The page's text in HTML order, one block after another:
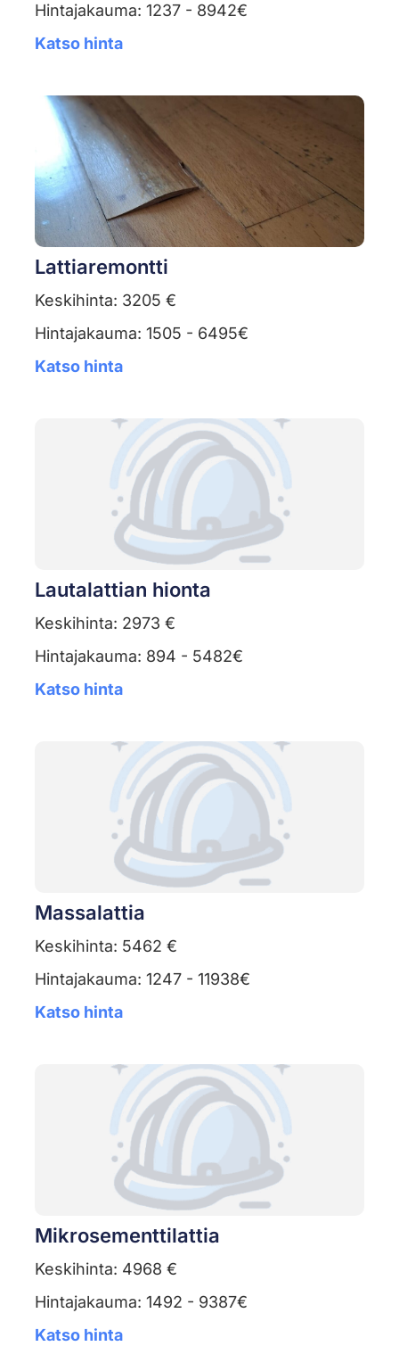
Hintajakauma: 1237 - 8942€
Katso hinta
Lattiaremontti
Keskihinta: 3205 €
Hintajakauma: 1505 - 6495€
Katso hinta
Lautalattian hionta
Keskihinta: 2973 €
Hintajakauma: 894 - 5482€
Katso hinta
Massalattia
Keskihinta: 5462 €
Hintajakauma: 1247 - 11938€
Katso hinta
Mikrosementtilattia
Keskihinta: 4968 €
Hintajakauma: 1492 - 9387€
Katso hinta